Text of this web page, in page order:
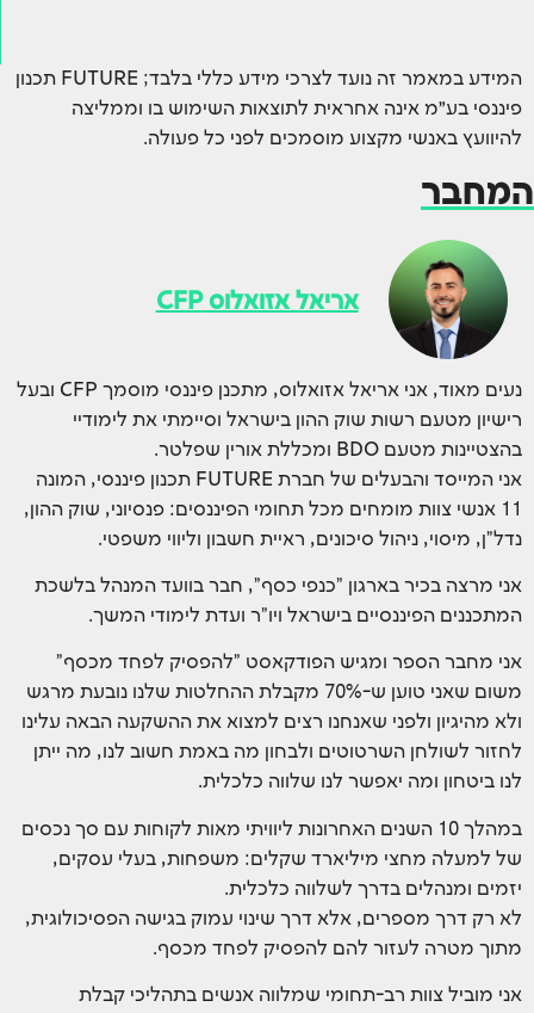
המידע במאמר זה נועד לצרכי מידע כללי בלבד; FUTURE תכנון
פיננסי בע״מ אינה אחראית לתוצאות השימוש בו וממליצה
להיוועץ באנשי מקצוע מוסמכים לפני כל פעולה.
המחבר
אריאל אזואלוס CFP
נעים מאוד, אני אריאל אזואלוס, מתכנן פיננסי מוסמך CFP ובעל
רישיון מטעם רשות שוק ההון בישראל וסיימתי את לימודיי
בהצטיינות מטעם BDO ומכללת אורין שפלטר.
אני המייסד והבעלים של חברת FUTURE תכנון פיננסי, המונה
11 אנשי צוות מומחים מכל תחומי הפיננסים: פנסיוני, שוק ההון,
נדל"ן, מיסוי, ניהול סיכונים, ראיית חשבון וליווי משפטי.
אני מרצה בכיר בארגון "כנפי כסף", חבר בוועד המנהל בלשכת
המתכננים הפיננסיים בישראל ויו"ר ועדת לימודי המשך.
אני מחבר הספר ומגיש הפודקאסט "להפסיק לפחד מכסף"
משום שאני טוען ש-70% מקבלת ההחלטות שלנו נובעת מרגש
ולא מהיגיון ולפני שאנחנו רצים למצוא את ההשקעה הבאה עלינו
לחזור לשולחן השרטוטים ולבחון מה באמת חשוב לנו, מה ייתן
לנו ביטחון ומה יאפשר לנו שלווה כלכלית.
במהלך 10 השנים האחרונות ליוויתי מאות לקוחות עם סך נכסים
של למעלה מחצי מיליארד שקלים: משפחות, בעלי עסקים,
יזמים ומנהלים בדרך לשלווה כלכלית.
לא רק דרך מספרים, אלא דרך שינוי עמוק בגישה הפסיכולוגית,
מתוך מטרה לעזור להם להפסיק לפחד מכסף.
אני מוביל צוות רב-תחומי שמלווה אנשים בתהליכי קבלת